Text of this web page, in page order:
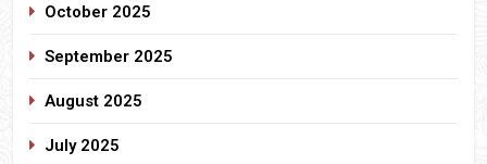
October 2025
September 2025
August 2025
July 2025